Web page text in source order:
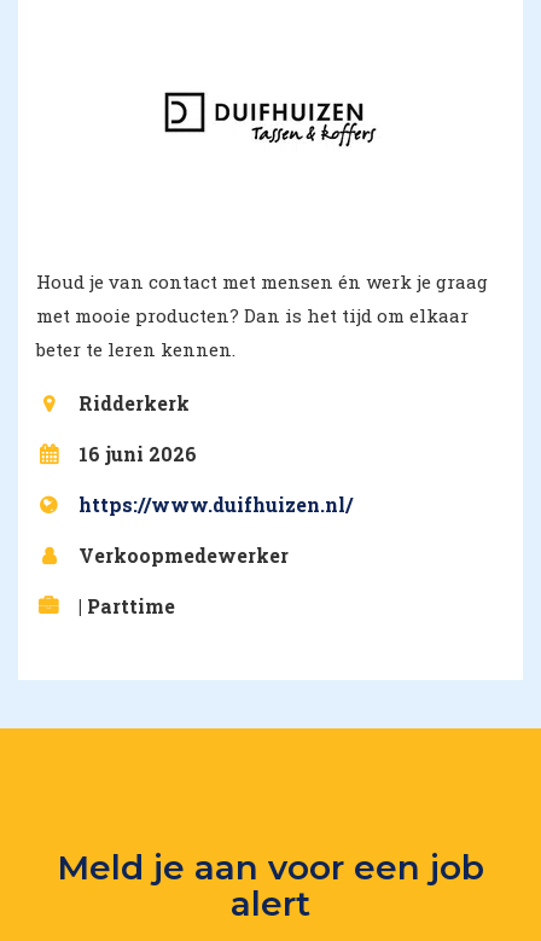
Houd je van contact met mensen én werk je graag
met mooie producten? Dan is het tijd om elkaar
beter te leren kennen.
Ridderkerk
16 juni 2026
https://www.duifhuizen.nl/
Verkoopmedewerker
| Parttime
Meld je aan voor een job
alert